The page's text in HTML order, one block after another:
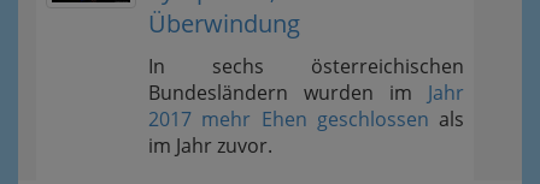
Überwindung
In sechs österreichischen
Bundesländern wurden im Jahr
2017 mehr Ehen geschlossen als
im Jahr zuvor.